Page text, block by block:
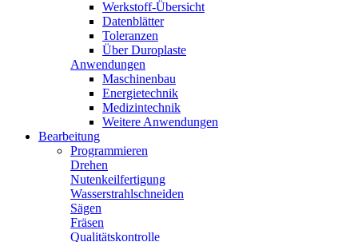
Werkstoff-Übersicht
Datenblätter
Toleranzen
Über Duroplaste
Anwendungen
Maschinenbau
Energietechnik
Medizintechnik
Weitere Anwendungen
Bearbeitung
Programmieren
Drehen
Nutenkeilfertigung
Wasserstrahlschneiden
Sägen
Fräsen
Qualitätskontrolle